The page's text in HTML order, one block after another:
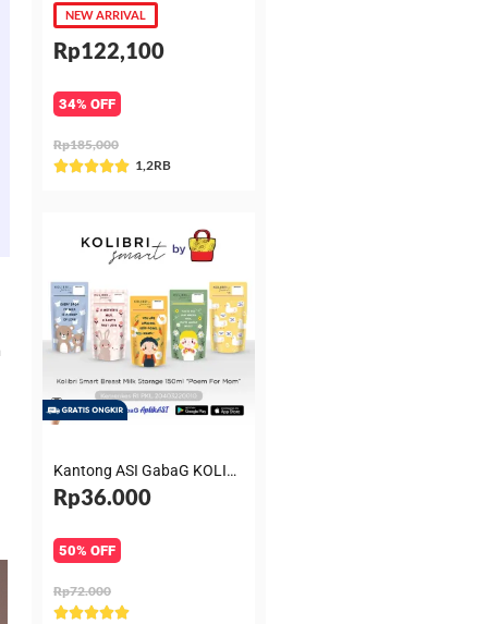
NEW ARRIVAL
Rp122,100
34% OFF
Rp185,000
Rated
of
1,2RB
Kantong ASI GabaG KOLIBRI KASIP 150 ml Poem for Mom
Rp36.000
50% OFF
Rp72.000
Rated